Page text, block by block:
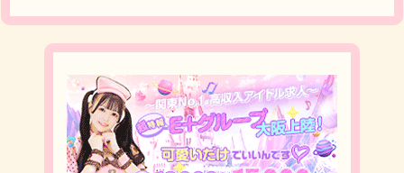
gel wing」 お譲り先を探しています。
お譲り先を探しています。
eighterさんと仲良くなりたいです♡
周りに語り合えるeighter友達がいません。 些細なこ
2021年1月(9) 2020年12月(7) 2020年10月(1)
2020年6月(1) 2019年6月(1) 2019年4月(1)
2019年2月(1) 2019年1月(5) 2018年12月(2)